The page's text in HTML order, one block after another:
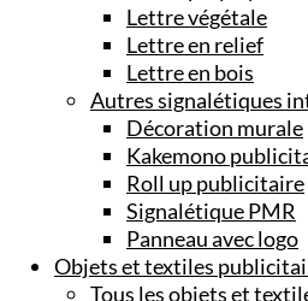
Lettre végétale
Lettre en relief
Lettre en bois
Autres signalétiques
Décoration murale
Kakemono
Roll up publicitaire
Signalétique PMR
Panneau avec logo
Objets et textiles
Tous les objets et